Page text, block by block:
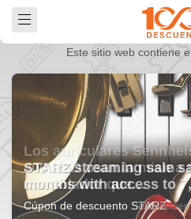
Este sitio web contiene
STARZ streaming sale
months with access to
Cúpon de descuento STARZ